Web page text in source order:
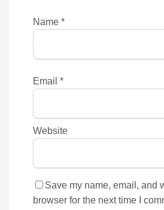
Name *
Email *
Website
Save my name, email, and
browser for the next time I